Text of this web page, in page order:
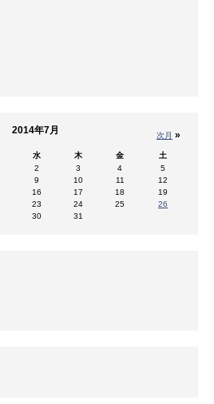
次月 »
2014年7月
水 木 金
土
2 3 4
5
9 10 11
12
16 17 18
19
23 24 25
26
30 31